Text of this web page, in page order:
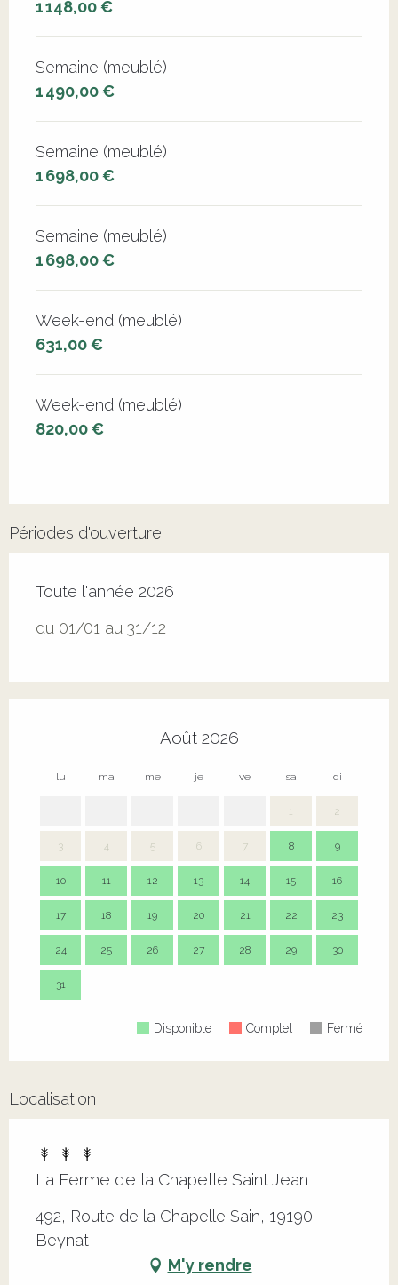
1 148,00 €
Semaine (meublé)
1 490,00 €
Semaine (meublé)
1 698,00 €
Semaine (meublé)
1 698,00 €
Week-end (meublé)
631,00 €
Week-end (meublé)
820,00 €
Périodes d'ouverture
Toute l'année 2026
du 01/01 au 31/12
Août 2026
lu ma me je ve sa di
1 2
3 4 5 6 7 8 9
10 11 12 13 14 15 16
17 18 19 20 21 22 23
24 25 26 27 28 29 30
31
Disponible Complet Fermé
Localisation
La Ferme de la Chapelle Saint Jean
492, Route de la Chapelle Sain, 19190
Beynat
M'y rendre